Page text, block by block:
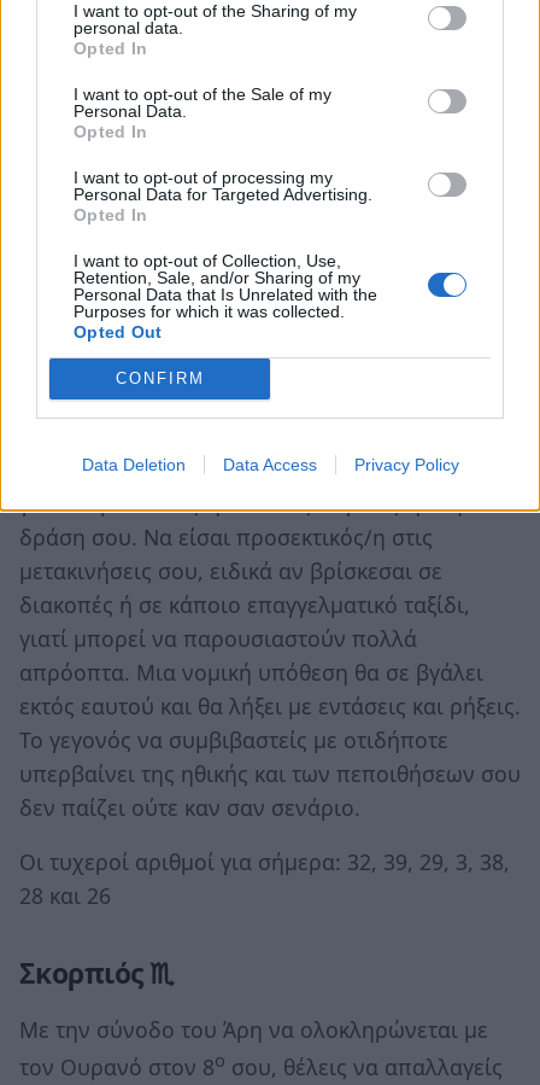
I want to opt-out of the Sharing of my
personal data.
Opted In
I want to opt-out of the Sale of my
Personal Data.
Opted In
I want to opt-out of processing my
Personal Data for Targeted Advertising.
Opted In
I want to opt-out of Collection, Use,
Retention, Sale, and/or Sharing of my
Personal Data that Is Unrelated with the
Purposes for which it was collected.
Opted Out
CONFIRM
Data Deletion Data Access Privacy Policy
45, 19 και 50
Ζυγός ♎
τον Ουρανό στον 9οσου και θα νιώθεις έντονα
την ανάγκη για ελευθερία κινήσεων. Θα είσαι
αρκετά δραστήριος/α, κινητικός/η,
επικοινωνιακός/η αλλά και αντιδραστικός/η με
αποτέλεσμα να προκύψουν αρκετά προβλήματα
στην επικοινωνία σου με τους/ις άλλους/ες.
Θέλεις να ξεφορτωθείς ευθύνες και
καθημερινή σου ρουτίνα, με αποτέλεσμα να
γίνεσαι βιαστικός/η και ανεξέλεγκτος/η στην
δράση σου. Να είσαι προσεκτικός/η στις
μετακινήσεις σου, ειδικά αν βρίσκεσαι σε
διακοπές ή σε κάποιο επαγγελματικό ταξίδι,
γιατί μπορεί να παρουσιαστούν πολλά
απρόοπτα. Μια νομική υπόθεση θα σε βγάλει
εκτός εαυτού και θα λήξει με εντάσεις και ρήξεις.
Το γεγονός να συμβιβαστείς με οτιδήποτε
υπερβαίνει της ηθικής και των πεποιθήσεων σου
δεν παίζει ούτε καν σαν σενάριο.
Οι τυχεροί αριθμοί για σήμερα: 32, 39, 29, 3, 38,
28 και 26
Σκορπιός ♏
Με την σύνοδο του Άρη να ολοκληρώνεται με
τον Ουρανό στον 8ο σου, θέλεις να απαλλαγείς